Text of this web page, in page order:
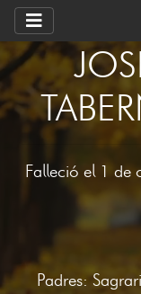
Falleció el 1 de
Padres: